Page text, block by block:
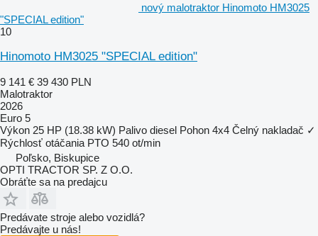
nový malotraktor Hinomoto HM3025
"SPECIAL edition"
10
Hinomoto HM3025 "SPECIAL edition"
9 141 € 39 430 PLN
Malotraktor
2026
Euro 5
Výkon 25 HP (18.38 kW) Palivo diesel Pohon 4x4 Čelný nakladač ✓
Rýchlosť otáčania PTO 540 ot/min
Poľsko, Biskupice
OPTI TRACTOR SP. Z O.O.
Obráťte sa na predajcu
Predávate stroje alebo vozidlá?
Predávajte u nás!